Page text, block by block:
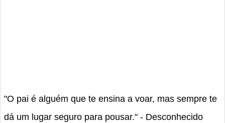
"O pai é alguém que te ensina a voar, mas sempre te
dá um lugar seguro para pousar." - Desconhecido